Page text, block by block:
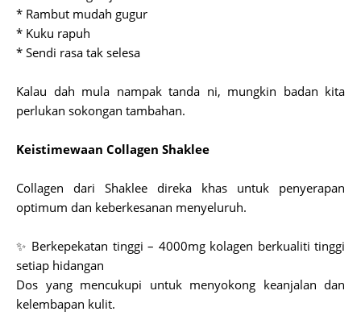
* Rambut mudah gugur
* Kuku rapuh
* Sendi rasa tak selesa
Kalau dah mula nampak tanda ni, mungkin badan kita
perlukan sokongan tambahan.
Keistimewaan Collagen Shaklee
Collagen dari Shaklee direka khas untuk penyerapan
optimum dan keberkesanan menyeluruh.
✨ Berkepekatan tinggi – 4000mg kolagen berkualiti tinggi
setiap hidangan
Dos yang mencukupi untuk menyokong keanjalan dan
kelembapan kulit.